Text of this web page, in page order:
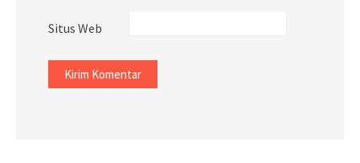
Situs Web